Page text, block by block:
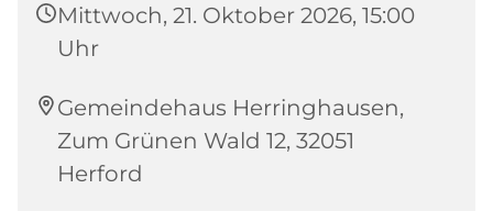
Mittwoch, 21. Oktober 2026, 15:00
Uhr
Gemeindehaus Herringhausen,
Zum Grünen Wald 12, 32051
Herford